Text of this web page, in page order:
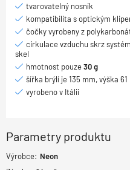
tvarovatelný nosník
kompatibilita s optickým
čočky vyrobeny z
cirkulace vzduchu skrz
skel
hmotnost pouze30 g
šířka brýlí je 135 mm, výška 61
vyrobeno v Itálii
Parametry produktu
Výrobce: Neon